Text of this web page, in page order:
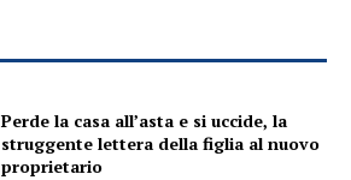
Perde la casa all’asta e si uccide, la
struggente lettera della figlia al nuovo
proprietario